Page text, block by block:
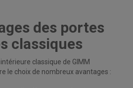
des portes
classiques
classique de GIMM
le choix de nombreux avantages :